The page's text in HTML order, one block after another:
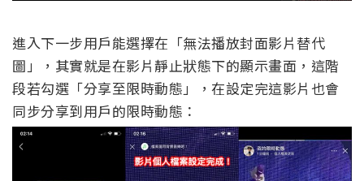
進入下一步用戶能選擇在「無法播放封面影片替代
圖」，其實就是在影片靜止狀態下的顯示畫面，這階
段若勾選「分享至限時動態」，在設定完這影片也會
同步分享到用戶的限時動態：